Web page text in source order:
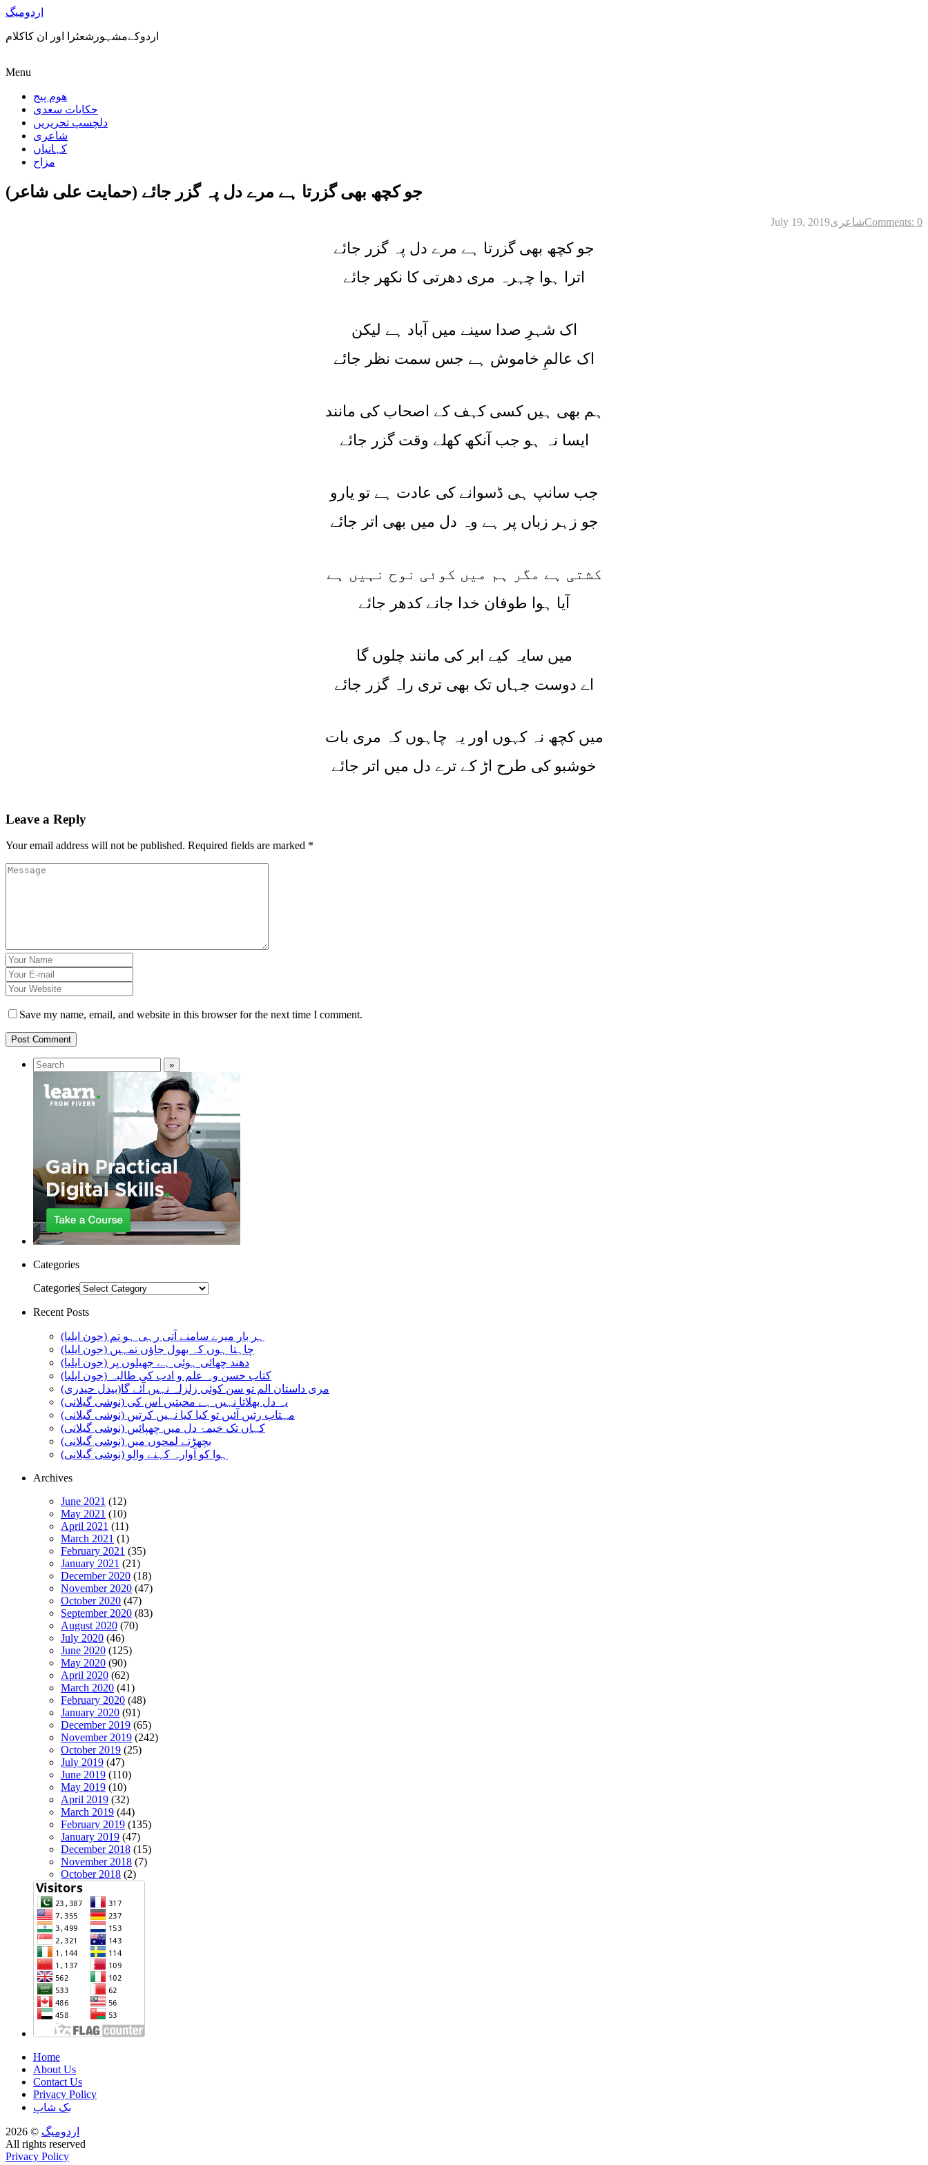
اردومیگ
اردوکےمشہورشعئرا اور ان کاکلام
Menu
ھوم پیج
حکایات سعدی
دلچسپ تحریریں
شاعری
کہانیاں
مزاح
جو کچھ بھی گزرتا ہے مرے دل پہ گزر جائے (حمایت علی شاعر)
July 19, 2019شاعریComments: 0
جو کچھ بھی گزرتا ہے مرے دل پہ گزر جائے
اترا ہوا چہرہ مری دھرتی کا نکھر جائے
اک شہرِ صدا سینے میں آباد ہے لیکن
اک عالمِ خاموش ہے جس سمت نظر جائے
ہم بھی ہیں کسی کہف کے اصحاب کی مانند
ایسا نہ ہو جب آنکھ کھلے وقت گزر جائے
جب سانپ ہی ڈسوانے کی عادت ہے تو یارو
جو زہر زباں پر ہے وہ دل میں بھی اتر جائے
کشتی ہے مگر ہم میں کوئی نوح نہیں ہے
آیا ہوا طوفان خدا جانے کدھر جائے
میں سایہ کیے ابر کی مانند چلوں گا
اے دوست جہاں تک بھی تری راہ گزر جائے
میں کچھ نہ کہوں اور یہ چاہوں کہ مری بات
خوشبو کی طرح اڑ کے ترے دل میں اتر جائے
Leave a Reply
Your email address will not be published. Required fields are marked *
Save my name, email, and website in this browser for the next time I comment.
Categories
Categories
Recent Posts
ہر بار میرے سامنے آتی رہی ہو تم (جون ایلیا)
چاہتا ہوں کہ بھول جاؤں تمہیں (جون ایلیا)
دھند چھائی ہوئی ہے جھیلوں پر (جون ایلیا)
کتاب حسن وہ علم و ادب کی طالبہ (جون ایلیا)
مری داستان الم تو سن کوئی زلزلہ نہیں آئے گا(بیدل حیدری)
یہ دل بھلاتا نہیں ہے محبتیں اس کی (نوشی گیلانی)
مہتاب رتیں آئیں تو کیا کیا نہیں کرتیں (نوشی گیلانی)
کہاں تک خیمۂ دل میں چھپائیں (نوشی گیلانی)
بچھڑتے لمحوں میں (نوشی گیلانی)
ہوا کو آوارہ کہنے والو (نوشی گیلانی)
Archives
June 2021 (12)
May 2021 (10)
April 2021 (11)
March 2021 (1)
February 2021 (35)
January 2021 (21)
December 2020 (18)
November 2020 (47)
October 2020 (47)
September 2020 (83)
August 2020 (70)
July 2020 (46)
June 2020 (125)
May 2020 (90)
April 2020 (62)
March 2020 (41)
February 2020 (48)
January 2020 (91)
December 2019 (65)
November 2019 (242)
October 2019 (25)
July 2019 (47)
June 2019 (110)
May 2019 (10)
April 2019 (32)
March 2019 (44)
February 2019 (135)
January 2019 (47)
December 2018 (15)
November 2018 (7)
October 2018 (2)
Home
About Us
Contact Us
Privacy Policy
بک شاپ
اردومیگ © 2026
All rights reserved
Privacy Policy